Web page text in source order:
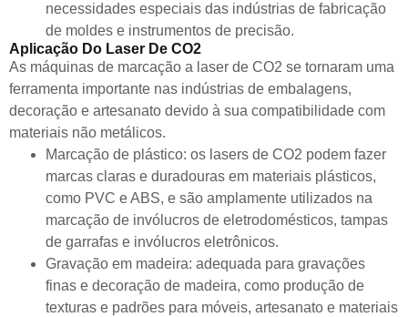
necessidades especiais das indústrias de fabricação
de moldes e instrumentos de precisão.
Aplicação Do Laser De CO2
As máquinas de marcação a laser de CO2 se tornaram uma
ferramenta importante nas indústrias de embalagens,
decoração e artesanato devido à sua compatibilidade com
materiais não metálicos.
Marcação de plástico: os lasers de CO2 podem fazer
marcas claras e duradouras em materiais plásticos,
como PVC e ABS, e são amplamente utilizados na
marcação de invólucros de eletrodomésticos, tampas
de garrafas e invólucros eletrônicos.
Gravação em madeira: adequada para gravações
finas e decoração de madeira, como produção de
texturas e padrões para móveis, artesanato e materiais